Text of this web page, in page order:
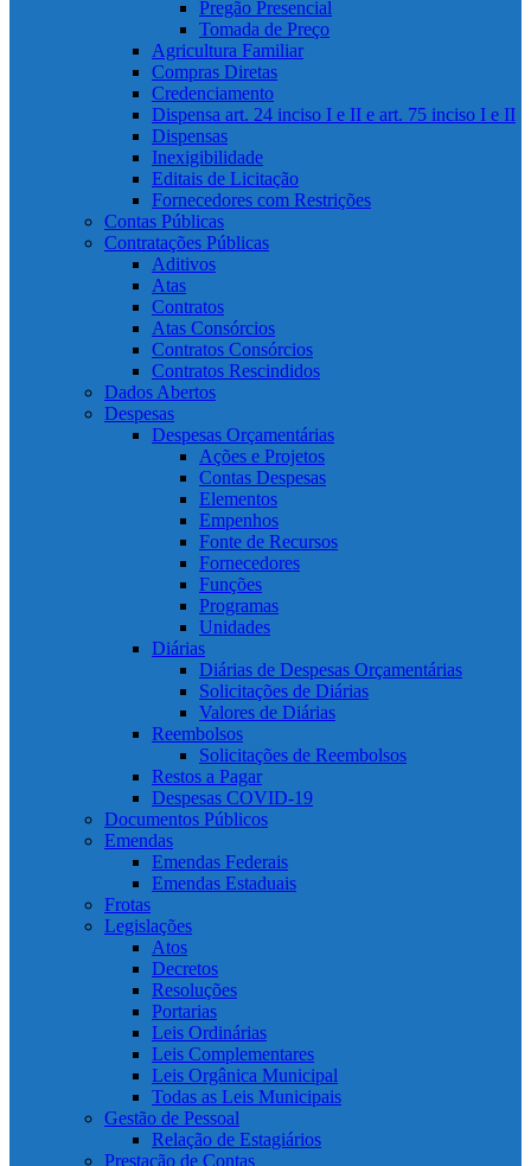
Pregão Presencial
Tomada de Preço
Agricultura Familiar
Compras Diretas
Credenciamento
Dispensa art. 24 inciso I e II e art. 75 inciso I e II
Dispensas
Inexigibilidade
Editais de Licitação
Fornecedores com Restrições
Contas Públicas
Contratações Públicas
Aditivos
Atas
Contratos
Atas Consórcios
Contratos Consórcios
Contratos Rescindidos
Dados Abertos
Despesas
Despesas Orçamentárias
Ações e Projetos
Contas Despesas
Elementos
Empenhos
Fonte de Recursos
Fornecedores
Funções
Programas
Unidades
Diárias
Diárias de Despesas Orçamentárias
Solicitações de Diárias
Valores de Diárias
Reembolsos
Solicitações de Reembolsos
Restos a Pagar
Despesas COVID-19
Documentos Públicos
Emendas
Emendas Federais
Emendas Estaduais
Frotas
Legislações
Atos
Decretos
Resoluções
Portarias
Leis Ordinárias
Leis Complementares
Leis Orgânica Municipal
Todas as Leis Municipais
Gestão de Pessoal
Relação de Estagiários
Prestação de Contas